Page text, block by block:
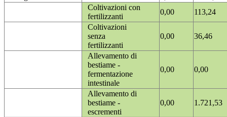
Coltivazioni con
fertilizzanti
0,00
113,24
Coltivazioni
senza
fertilizzanti
0,00 36,46
Allevamento di
bestiame -
fermentazione
intestinale
0,00 0,00
Allevamento di
bestiame -
escrementi
0,00 1.721,53